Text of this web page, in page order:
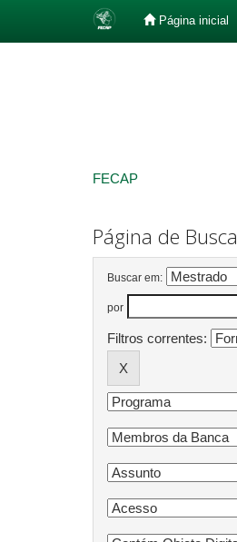
Página inicial
FECAP
Página de Busca
Buscar em:
por
Filtros correntes: